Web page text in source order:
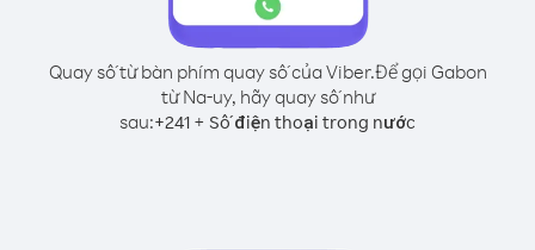
Quay số từ bàn phím quay số của Viber.Để gọi Gabon
từ Na-uy, hãy quay số như
sau:+241 + Số điện thoại trong nước